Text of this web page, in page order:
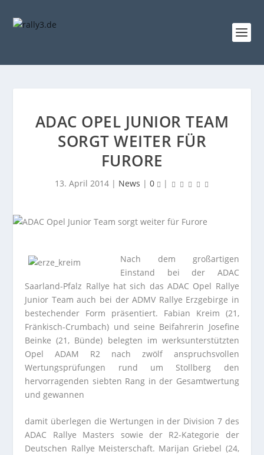
ADAC OPEL JUNIOR TEAM
SORGT WEITER FÜR
FURORE
13. April 2014 | News | 0 |
Nach dem großartigen
Einstand bei der ADAC
Saarland-Pfalz Rallye hat sich das ADAC Opel Rallye
Junior Team auch bei der ADMV Rallye Erzgebirge in
bestechender Form präsentiert. Fabian Kreim (21,
Fränkisch-Crumbach) und seine Beifahrerin Josefine
Beinke (21, Bünde) belegten im werksunterstützten
Opel ADAM R2 nach zwölf anspruchsvollen
Wertungsprüfungen rund um Stollberg den
hervorragenden siebten Rang in der Gesamtwertung
und gewannen
damit überlegen die Wertungen in der Division 7 des
ADAC Rallye Masters sowie der R2-Kategorie der
Deutschen Rallye Meisterschaft. Marijan Griebel (24,